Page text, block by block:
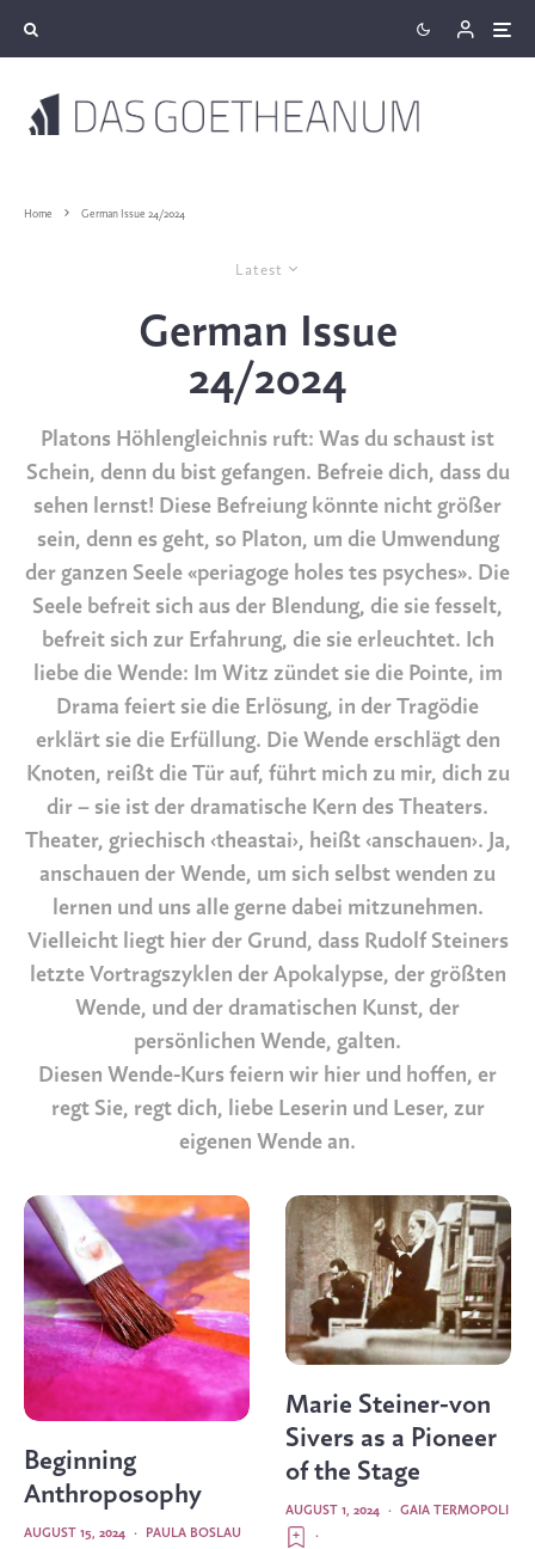
Home German Issue 24/2024
Latest
German Issue
24/2024
Platons Höhlengleichnis ruft: Was du schaust ist
Schein, denn du bist gefangen. Befreie dich, dass du
sehen lernst! Diese Befreiung könnte nicht größer
sein, denn es geht, so Platon, um die Umwendung
der ganzen Seele «periagoge holes tes psyches». Die
Seele befreit sich aus der Blendung, die sie fesselt,
befreit sich zur Erfahrung, die sie erleuchtet. Ich
liebe die Wende: Im Witz zündet sie die Pointe, im
Drama feiert sie die Erlösung, in der Tragödie
erklärt sie die Erfüllung. Die Wende erschlägt den
Knoten, reißt die Tür auf, führt mich zu mir, dich zu
dir – sie ist der dramatische Kern des Theaters.
Theater, griechisch ‹theastai›, heißt ‹anschauen›. Ja,
anschauen der Wende, um sich selbst wenden zu
lernen und uns alle gerne dabei mitzunehmen.
Vielleicht liegt hier der Grund, dass Rudolf Steiners
letzte Vortragszyklen der Apokalypse, der größten
Wende, und der dramatischen Kunst, der
persönlichen Wende, galten.
Diesen Wende-Kurs feiern wir hier und hoffen, er
regt Sie, regt dich, liebe Leserin und Leser, zur
eigenen Wende an.
Beginning
Anthroposophy
PAULA BOSLAU
·
AUGUST 15, 2024
Marie Steiner-von
Sivers as a Pioneer
of the Stage
GAIA TERMOPOLI
·
AUGUST 1, 2024
·